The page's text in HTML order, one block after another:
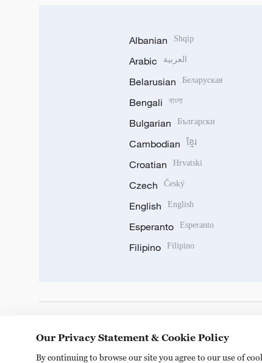
Albanian Shqip
Arabic العربية
Belarusian Беларуская
Bengali বাংলা
Bulgarian Български
Cambodian ខ្មែរ
Croatian Hrvatski
Czech Český
English English
Esperanto Esperanto
Filipino Filipino
Our Privacy Statement & Cookie Policy
By continuing to browse our site you agree to our use of